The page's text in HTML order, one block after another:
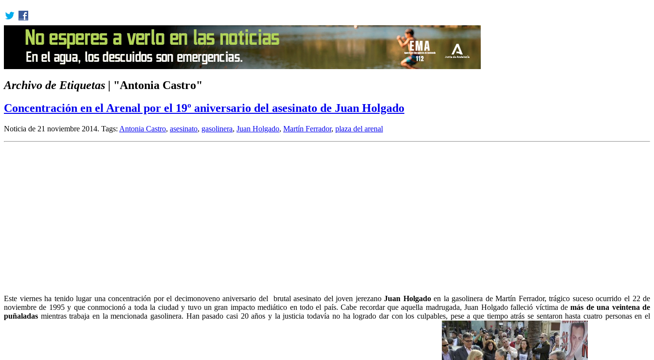
Archivo de Etiquetas | "Antonia Castro"
Concentración en el Arenal por el 19º aniversario del asesinato de Juan Holgado
Noticia de 21 noviembre 2014. Tags: Antonia Castro, asesinato, gasolinera, Juan Holgado, Martín Ferrador, plaza del arenal
Este viernes ha tenido lugar una concentración por el decimonoveno aniversario del brutal asesinato del joven jerezanoJuan Holgadoen la gasolinera de Martín Ferrador, trágico suceso ocurrido el 22 de
noviembre de 1995 y que conmocionó a toda la ciudad y tuvo un gran impacto mediático en todo el país. Cabe recordar que aquella madrugada, Juan Holgado falleció víctima demás de una veintena de
puñaladas mientras trabaja en la mencionada gasolinera. Han pasado casi 20 años y la justicia todavía no ha logrado dar con los culpables, pese a que tiempo atrás se sentaron hasta cuatro personas en el